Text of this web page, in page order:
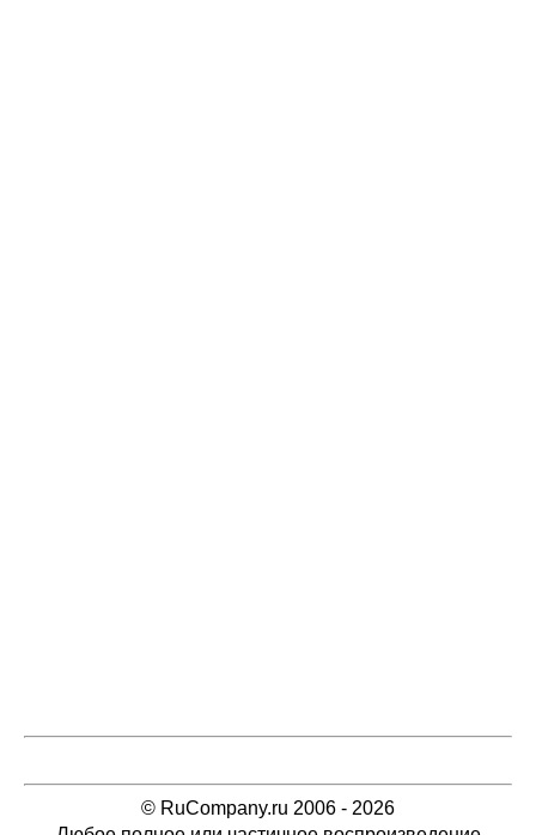
© RuCompany.ru 2006 - 2026